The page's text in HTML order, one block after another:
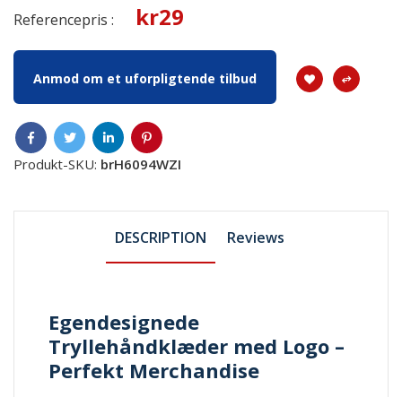
Referencepris : kr29
Anmod om et uforpligtende tilbud
Produkt-SKU: brH6094WZI
DESCRIPTION Reviews
Egendesignede
Tryllehåndklæder med Logo –
Perfekt Merchandise